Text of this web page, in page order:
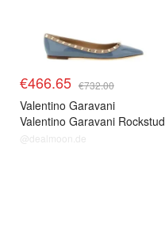
€466.65 €732.00
Valentino Garavani
Valentino Garavani Rockstud
芭蕾平底鞋
@dealmoon.de